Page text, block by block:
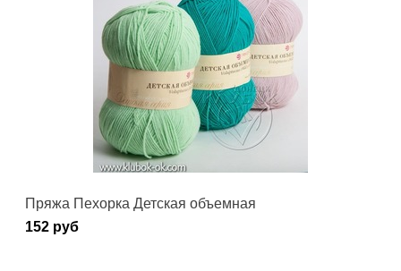
Пряжа Пехорка Детская объемная
152 руб